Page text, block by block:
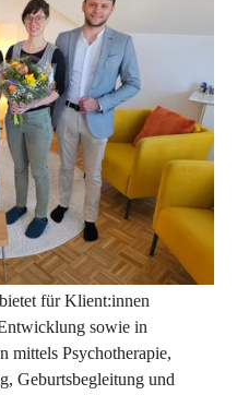
für Klient:innen
sowie in
mittels Psychotherapie,
Geburtsbegleitung und